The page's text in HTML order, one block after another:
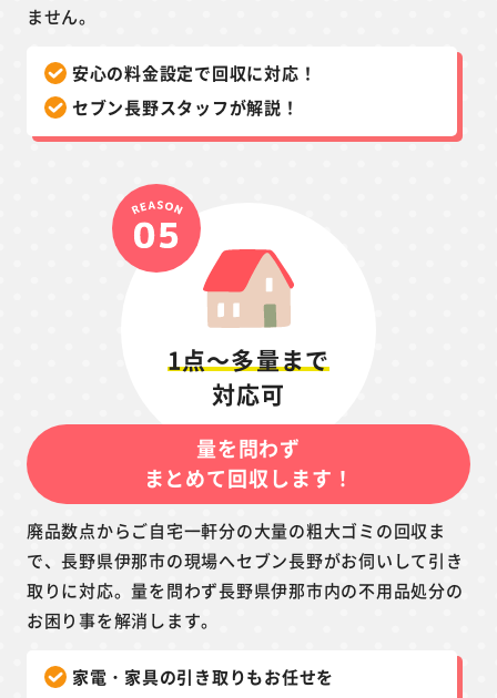
ません。
安心の料金設定で回収に対応！
セブン長野スタッフが解説！
1点～多量まで
対応可
量を問わず
まとめて回収します！
廃品数点からご自宅一軒分の大量の粗大ゴミの回収ま
で、長野県伊那市の現場へセブン長野がお伺いして引き
取りに対応。量を問わず長野県伊那市内の不用品処分の
お困り事を解消します。
家電・家具の引き取りもお任せを